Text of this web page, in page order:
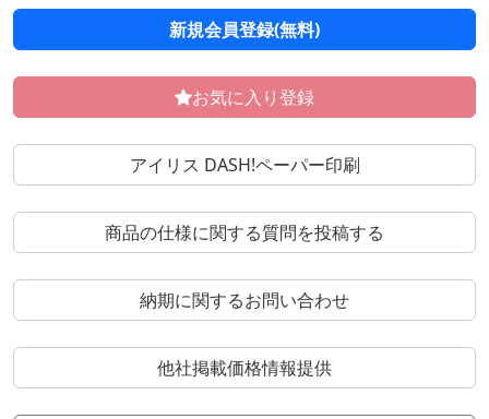
新規会員登録(無料)
お気に入り登録
アイリス DASH!ペーパー印刷
商品の仕様に関する質問を投稿する
納期に関するお問い合わせ
他社掲載価格情報提供